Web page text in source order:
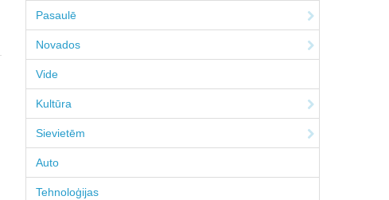
Pasaulē
Novados
Vide
Kultūra
Sievietēm
Auto
Tehnoloģijas